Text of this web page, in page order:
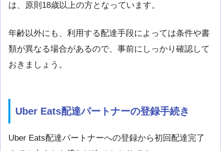
は、原則18歳以上の方となっています。
年齢以外にも、利用する配達手段によっては条件や書
類が異なる場合があるので、事前にしっかり確認して
おきましょう。
Uber Eats配達パートナーの登録手続き
Uber Eats配達パートナーへの登録から初回配達完了